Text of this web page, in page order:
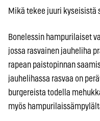
Mikä tekee juuri
Bonelessin hampurilaiset
jossa rasvainen jauheliha
rapean paistopinnan
jauhelihassa rasvaa on
burgereista todella
myös